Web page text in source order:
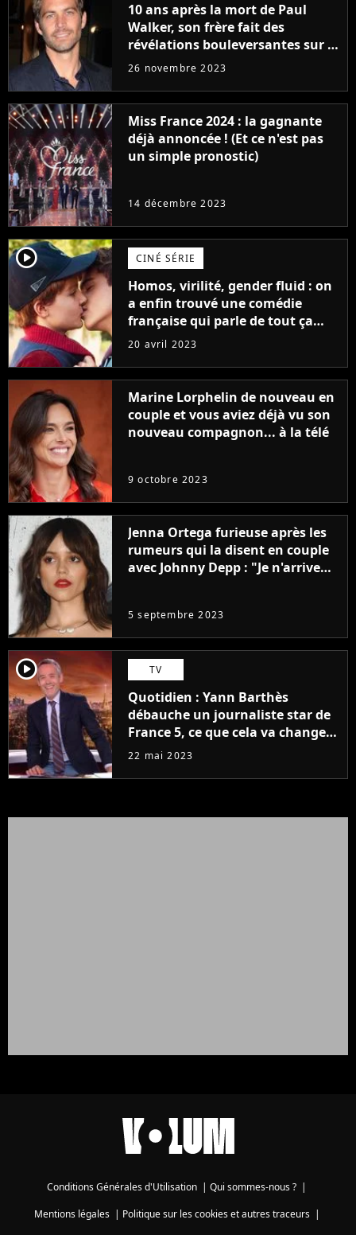
10 ans après la mort de Paul
Walker, son frère fait des
révélations bouleversantes sur la
réaction des acteurs de Fast and
26 novembre 2023
Miss France 2024 : la gagnante
déjà annoncée ! (Et ce n'est pas
un simple pronostic)
14 décembre 2023
player2 CINÉ SÉRIE
Homos, virilité, gender fluid : on
a enfin trouvé une comédie
française qui parle de tout ça
sans être super ringarde
20 avril 2023
Marine Lorphelin de nouveau en
couple et vous aviez déjà vu son
nouveau compagnon... à la télé
9 octobre 2023
Jenna Ortega furieuse après les
rumeurs qui la disent en couple
avec Johnny Depp : "Je n'arrive
5 septembre 2023
player2 TV
Quotidien : Yann Barthès
débauche un journaliste star de
France 5, ce que cela va changer
à la rentrée
22 mai 2023
Conditions Générales d'Utilisation | Qui sommes-nous ? |
Mentions légales| Politique sur les cookies et autres traceurs|